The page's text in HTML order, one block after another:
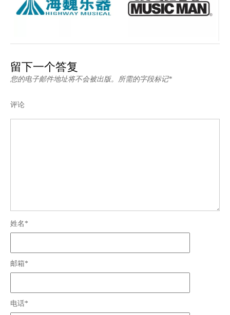
留下一个答复
您的电子邮件地址将不会被出版。所需的字段标记*
评论
姓名*
邮箱*
电话*